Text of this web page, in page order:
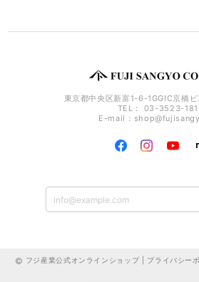
東京都中央区新富1-6-1GGIC京橋
TEL： 03-3523-
E-mail：
フジ産業公式オンラインショップ | プライバシー